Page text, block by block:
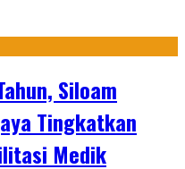
Siloam
Tingkatkan
Medik